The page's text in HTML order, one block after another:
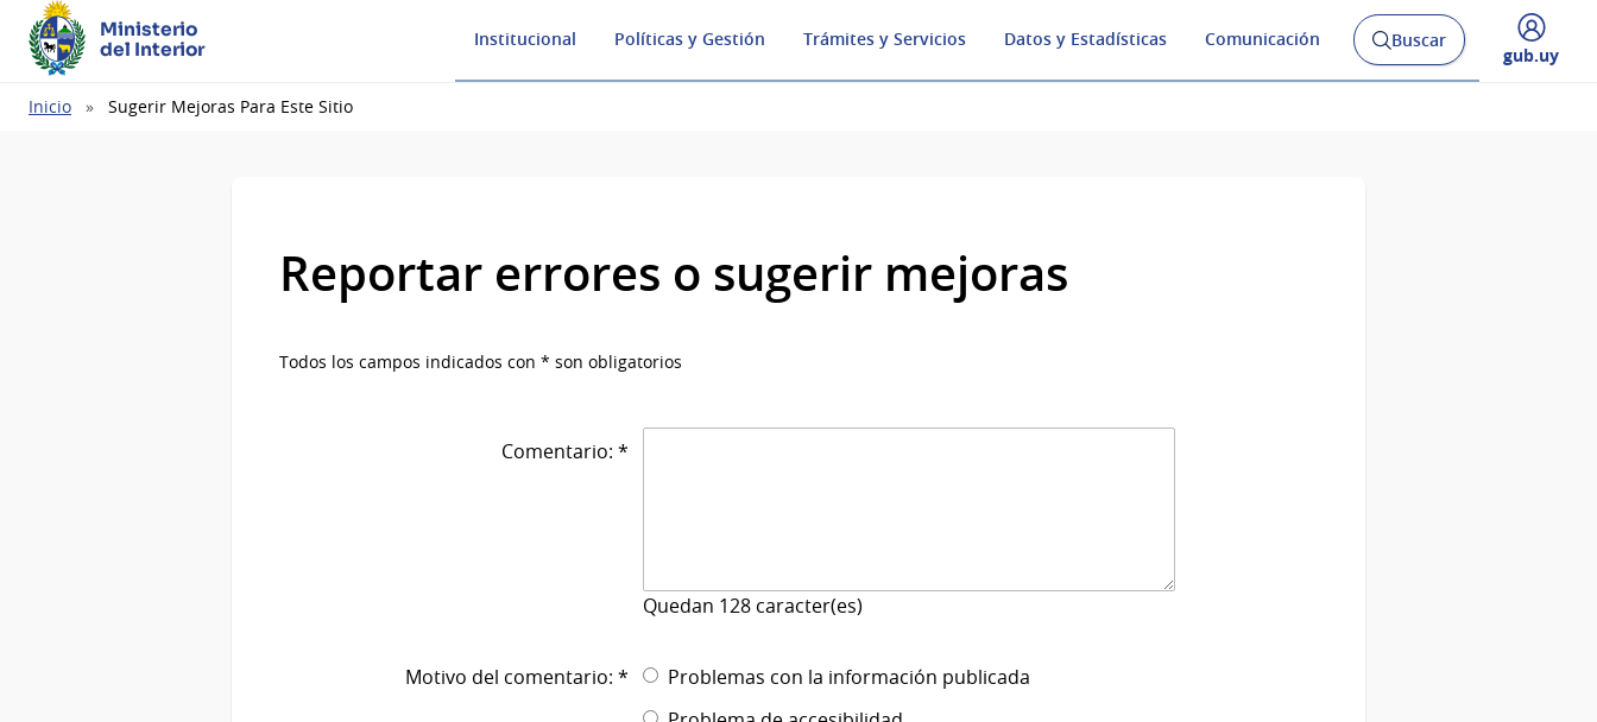
Ministerio
del Interior
Institucional Políticas y Gestión Trámites y Servicios Datos y Estadísticas Comunicación
Abrir
buscador
Buscar
Desplegar
gub.uy
Ruta
Inicio Sugerir Mejoras Para Este Sitio
Reportar errores o sugerir mejoras
Todos los campos indicados con * son obligatorios
Comentario: *
Quedan 128 caracter(es)
Motivo del comentario: *
Problemas con la información publicada